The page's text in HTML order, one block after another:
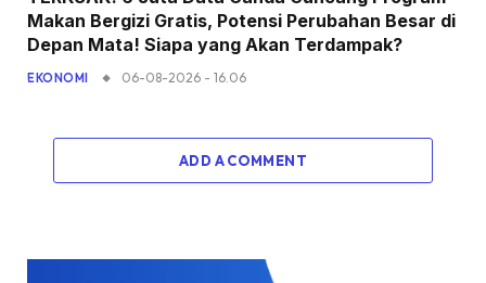
Makan Bergizi Gratis, Potensi Perubahan Besar di
Depan Mata! Siapa yang Akan Terdampak?
EKONOMI 06-08-2026 - 16.06
ADD A COMMENT